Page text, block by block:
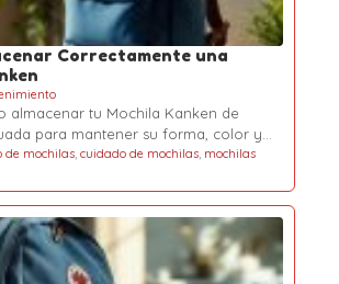
Correctamente una
almacenar tu Mochila Kanken de
para mantener su forma, color y…
de mochilas, cuidado de mochilas, mochilas